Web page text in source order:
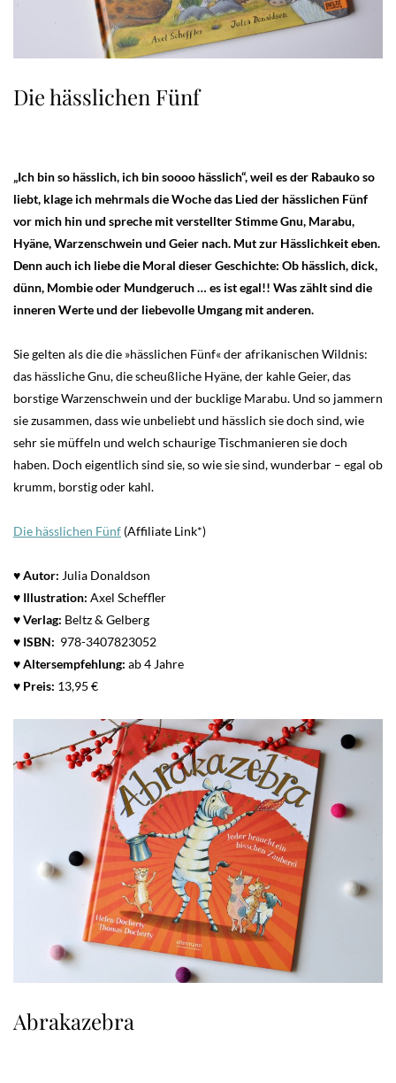
Die hässlichen Fünf
„Ich bin so hässlich, ich bin soooo hässlich“, weil es der Rabauko so
liebt, klage ich mehrmals die Woche das Lied der hässlichen Fünf
vor mich hin und spreche mit verstellter Stimme Gnu, Marabu,
Hyäne, Warzenschwein und Geier nach. Mut zur Hässlichkeit eben.
Denn auch ich liebe die Moral dieser Geschichte: Ob hässlich, dick,
dünn, Mombie oder Mundgeruch … es ist egal!! Was zählt sind die
inneren Werte und der liebevolle Umgang mit anderen.
Sie gelten als die die »hässlichen Fünf« der afrikanischen Wildnis:
das hässliche Gnu, die scheußliche Hyäne, der kahle Geier, das
borstige Warzenschwein und der bucklige Marabu. Und so jammern
sie zusammen, dass wie unbeliebt und hässlich sie doch sind, wie
sehr sie müffeln und welch schaurige Tischmanieren sie doch
haben. Doch eigentlich sind sie, so wie sie sind, wunderbar – egal ob
krumm, borstig oder kahl.
Die hässlichen Fünf (Affiliate Link*)
♥ Autor: Julia Donaldson
♥ Illustration: Axel Scheffler
♥ Verlag: Beltz & Gelberg
♥ ISBN: 978-3407823052
♥Altersempfehlung: ab 4 Jahre
♥ Preis: 13,95 €
Abrakazebra